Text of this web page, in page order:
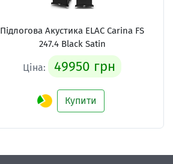
Підлогова Акустика ELAC Carina FS
247.4 Black Satin
Ціна: 49950 грн
Купити